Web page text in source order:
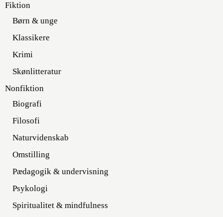
Fiktion
Børn & unge
Klassikere
Krimi
Skønlitteratur
Nonfiktion
Biografi
Filosofi
Naturvidenskab
Omstilling
Pædagogik & undervisning
Psykologi
Spiritualitet & mindfulness